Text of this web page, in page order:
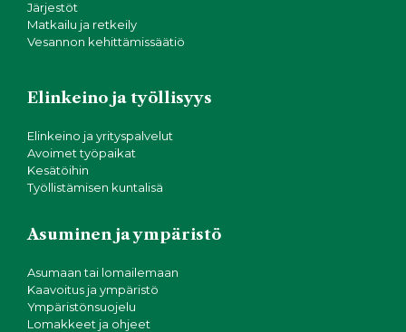
Järjestöt
Matkailu ja retkeily
Vesannon kehittämissäätiö
Elinkeino ja työllisyys
Elinkeino ja yrityspalvelut
Avoimet työpaikat
Kesätöihin
Työllistämisen kuntalisä
Asuminen ja ympäristö
Asumaan tai lomailemaan
Kaavoitus ja ympäristö
Ympäristönsuojelu
Lomakkeet ja ohjeet